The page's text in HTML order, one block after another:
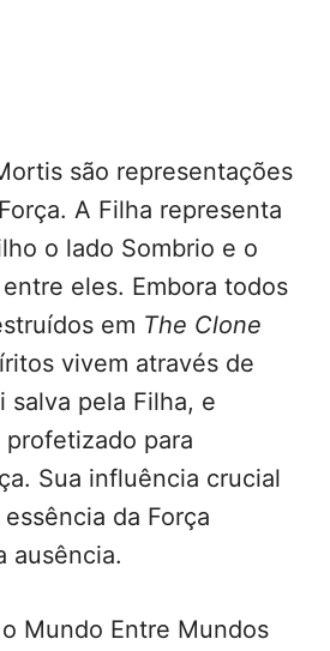
são representações
A Filha representa
o lado Sombrio e o
eles. Embora todos
em The Clone
vivem através de
salva pela Filha, e
para
Sua influência crucial
da Força
ausência.
Mundo Entre Mundos